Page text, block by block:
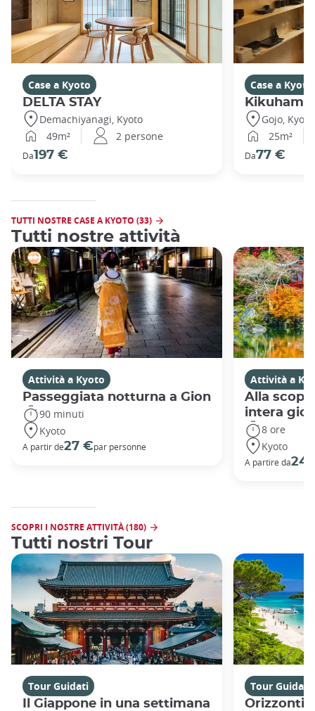
Case a Kyoto
DELTA STAY
Demachiyanagi, Kyoto
49m²
2 persone
Da197 €
Case a Kyoto
Kikuhama
Gojo, Kyoto
25m²
Da77 €
TUTTI NOSTRE CASE A KYOTO (33)
Tutti nostre attività
Attività a Kyoto
Passeggiata notturna a Gion
90 minuti
Kyoto
A partir de27 €par personne
Attività a
Alla
intera
8 ore
Kyoto
A partire da
SCOPRI I NOSTRE ATTIVITÀ (180)
Tutti nostri Tour
Tour Guidati
Il Giappone in una settimana
Tour Guidati
Orizzonti